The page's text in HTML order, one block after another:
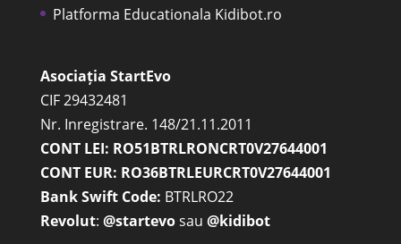
Platforma Educationala Kidibot.ro
Asociația StartEvo
CIF 29432481
Nr. Inregistrare. 148/21.11.2011
CONT LEI: RO51BTRLRONCRT0V27644001
CONT EUR: RO36BTRLEURCRT0V27644001
Bank Swift Code: BTRLRO22
Revolut: @startevosau @kidibot